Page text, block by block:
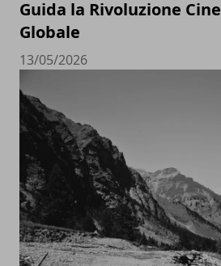
Guida la Rivoluzione
Globale
13/05/2026